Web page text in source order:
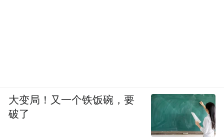
大变局！又一个铁饭碗，要
破了